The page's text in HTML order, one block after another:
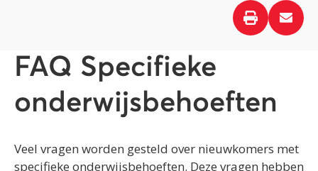
FAQ Specifieke
onderwijsbehoeften
Veel vragen worden gesteld over nieuwkomers met
specifieke onderwijsbehoeften. Deze vragen hebben